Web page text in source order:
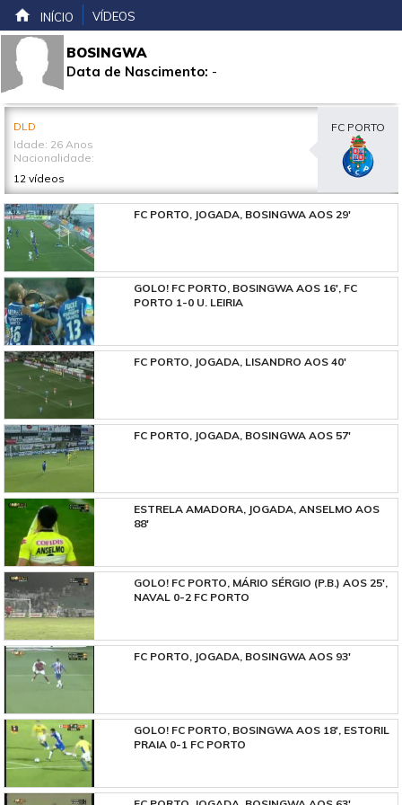
INÍCIO VÍDEOS
BOSINGWA
Data de Nascimento: -
DLD
Idade: 26 Anos
Nacionalidade:
12 vídeos
FC PORTO
FC PORTO, JOGADA, BOSINGWA AOS 29'
GOLO! FC PORTO, BOSINGWA AOS 16', FC
PORTO 1-0 U. LEIRIA
FC PORTO, JOGADA, LISANDRO AOS 40'
FC PORTO, JOGADA, BOSINGWA AOS 57'
ESTRELA AMADORA, JOGADA, ANSELMO AOS
88'
GOLO! FC PORTO, MÁRIO SÉRGIO (P.B.) AOS 25',
NAVAL 0-2 FC PORTO
FC PORTO, JOGADA, BOSINGWA AOS 93'
GOLO! FC PORTO, BOSINGWA AOS 18', ESTORIL
PRAIA 0-1 FC PORTO